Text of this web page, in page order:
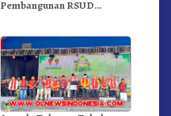
Pembangunan RSUD